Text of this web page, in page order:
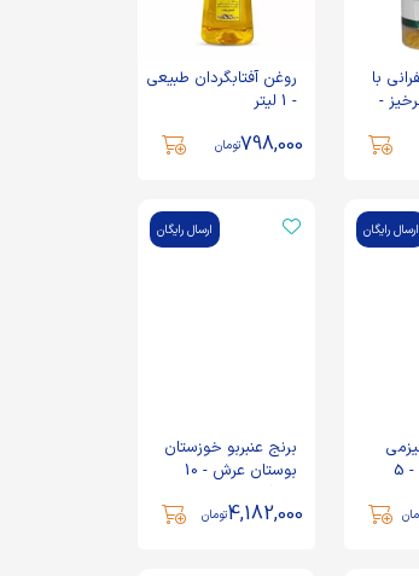
با
-
روغن آفتابگردان طبیعی
- 1 لیتر
798,000تومان
ارسال رایگان
بوستان عرش - 5
ارسال رایگان
برنج عنبربو خوزستان
بوستان عرش - 10
4,182,000تومان